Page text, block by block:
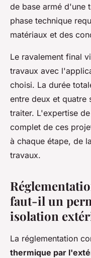
de base armé d'une
phase technique
matériaux et des
Le ravalement final
travaux avec
choisi. La durée
entre deux et quatre
traiter. L'expertise
complet de ces
à chaque étape, de
travaux.
faut-il un
isolation
La réglementation
thermique par